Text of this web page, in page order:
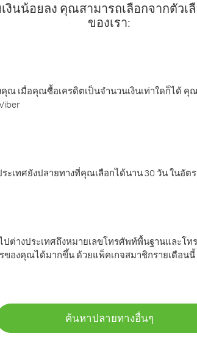
นน้อยลง คุณสามารถเลือกจากตัว
ของเรา:
คุณ เมื่อคุณซื้อเครดิตเป็นจำนวนเงินเท่าใดก็ได้
เทศยังปลายทางที่คุณเลือกได้นาน 30 วัน ในอัต
ต่างประเทศถึงหมายเลขโทรศัพท์พื้นฐานและโ
องคุณได้มากขึ้น ด้วยแพ็คเกจสมาชิกรายเดือนนี้
ค้นหาปลายทางอื่นๆ